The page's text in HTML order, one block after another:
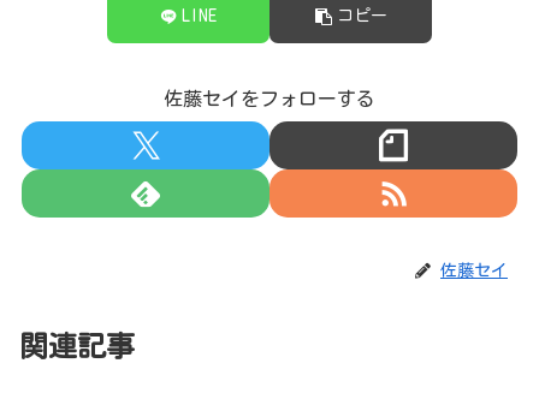
LINE コピー
佐藤セイをフォローする
佐藤セイ
関連記事